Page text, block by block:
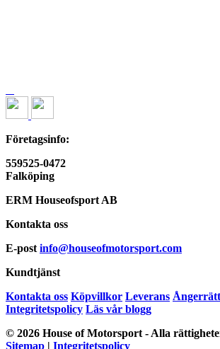
Företagsinfo:
559525-0472
Falköping
ERM Houseofsport AB
Kontakta oss
E-post info@houseofmotorsport.com
Kundtjänst
Kontakta oss Köpvillkor Leverans
Integritetspolicy Läs vår blogg
© 2026 House of Motorsport - Alla
Sitemap | Integritetspolicy